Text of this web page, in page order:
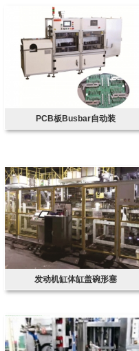
PCB板Busbar自动装
发动机缸体缸盖碗形塞